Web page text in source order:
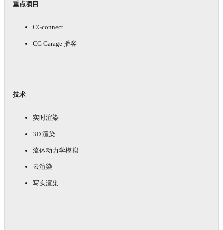
重点项目
CGconnect
CG Garage 播客
技术
实时渲染
3D 渲染
流体动力学模拟
云渲染
写实渲染